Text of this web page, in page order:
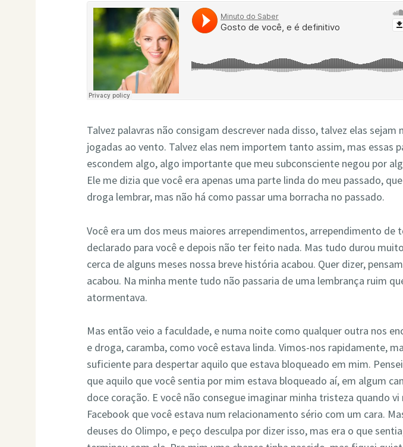
Talvez palavras não consigam descrever nada disso, talvez elas sejam
jogadas ao vento. Talvez elas nem importem tanto assim, mas essas
escondem algo, algo importante que meu subconsciente negou por
Ele me dizia que você era apenas uma parte linda do meu passado,
droga lembrar, mas não há como passar uma borracha no passado.
Você era um dos meus maiores arrependimentos, arrependimento de
declarado para você e depois não ter feito nada. Mas tudo durou
cerca de alguns meses nossa breve história acabou. Quer dizer,
acabou. Na minha mente tudo não passaria de uma lembrança ruim
atormentava.
Mas então veio a faculdade, e numa noite como qualquer outra nos
e droga, caramba, como você estava linda. Vimos-nos rapidamente,
suficiente para despertar aquilo que estava bloqueado em mim.
que aquilo que você sentia por mim estava bloqueado aí, em algum
doce coração. E você não consegue imaginar minha tristeza quando vi
Facebook que você estava num relacionamento sério com um cara.
deuses do Olimpo, e peço desculpa por dizer isso, mas era o que